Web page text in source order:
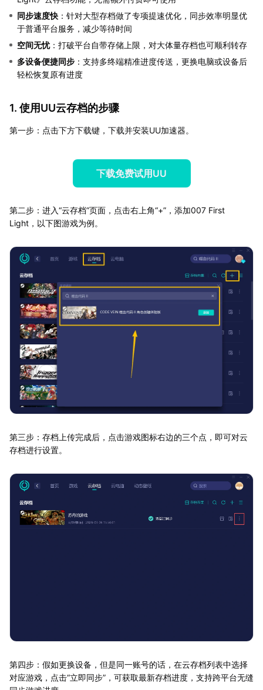
同步速度快 ：针对大型存档做了专项提速优化，同步效率明显优
于普通平台服务，减少等待时间
空间无忧：打破平台自带存储上限，对大体量存档也可顺利转存
多设备便捷同步 ：支持多终端精准进度传送，更换电脑或设备后
轻松恢复原有进度
1. 使用UU云存档的步骤
第一步：点击下方下载键，下载并安装UU加速器。
下载免费试用UU
第二步：进入“云存档”页面，点击右上角“+”，添加007 First
Light，以下图游戏为例。
第三步：存档上传完成后，点击游戏图标右边的三个点，即可对云
存档进行设置。
第四步：假如更换设备，但是同一账号的话，在云存档列表中选择
对应游戏，点击“立即同步”，可获取最新存档进度，支持跨平台无缝